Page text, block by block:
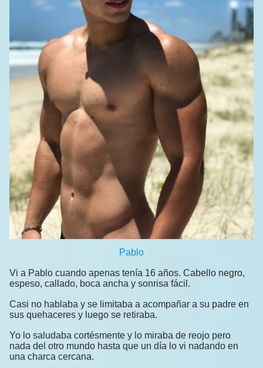
Pablo
Vi a Pablo cuando apenas tenía 16 años. Cabello negro,
espeso, callado, boca ancha y sonrisa fácil.
Casi no hablaba y se limitaba a acompañar a su padre en
sus quehaceres y luego se retiraba.
Yo lo saludaba cortésmente y lo miraba de reojo pero
nada del otro mundo hasta que un día lo vi nadando en
una charca cercana.